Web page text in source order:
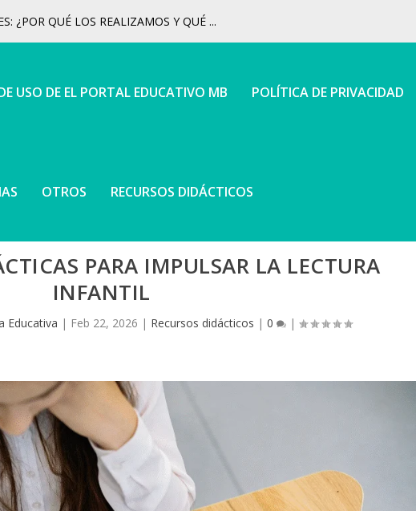
¿POR QUÉ LOS REALIZAMOS Y QUÉ ...
USO DE EL PORTAL EDUCATIVO MB POLÍTICA DE PRIVACIDAD
OTROS RECURSOS DIDÁCTICOS
PARA IMPULSAR LA LECTURA
INFANTIL
Educativa | Feb 22, 2026 | Recursos didácticos | 0 |